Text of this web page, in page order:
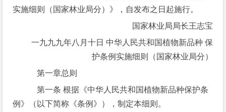
实施细则（国家林业局分）》，自发布之日起施行。
国家林业局局长王志宝
一九九九年八月十日 中华人民共和国植物新品种 保
护条例实施细则（国家林业局分）
第一章总则
第一条 根据《中华人民共和国植物新品种保护条
例》（以下简称《条例》），制定本细则。